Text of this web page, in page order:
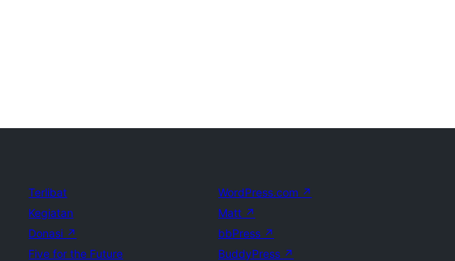
Terlibat
Kegiatan
Donasi ↗
Five for the Future
WordPress.com ↗
Matt ↗
bbPress ↗
BuddyPress ↗